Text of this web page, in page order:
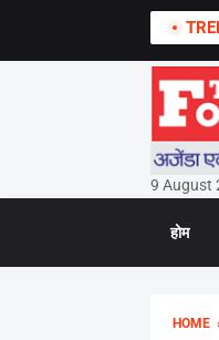
9 August
होम
HOME»